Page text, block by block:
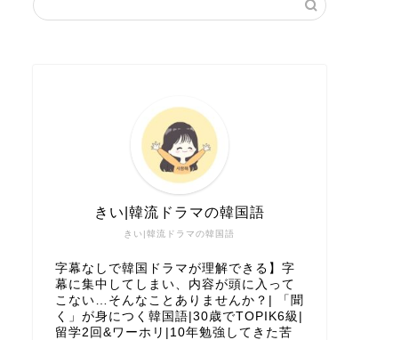
きい|韓流ドラマの韓国語
きい|韓流ドラマの韓国語
字幕なしで韓国ドラマが理解できる】字
幕に集中してしまい、内容が頭に入って
こない…そんなことありませんか？| 「聞
く」が身につく韓国語|30歳でTOPIK6級|
留学2回&ワーホリ|10年勉強してきた苦